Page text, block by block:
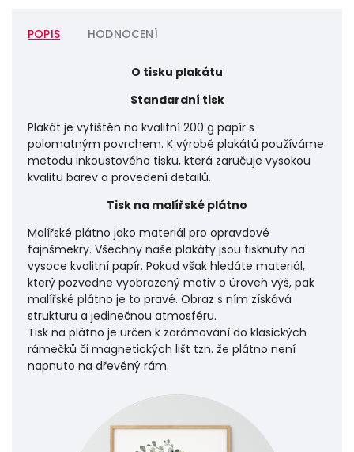
POPIS HODNOCENÍ
O tisku plakátu
Standardní tisk
Plakát je vytištěn na kvalitní 200 g papír s
polomatným povrchem. K výrobě plakátů používáme
metodu inkoustového tisku, která zaručuje vysokou
kvalitu barev a provedení detailů.
Tisk na malířské plátno
Malířské plátno jako materiál pro opravdové
fajnšmekry. Všechny naše plakáty jsou tisknuty na
vysoce kvalitní papír. Pokud však hledáte materiál,
který pozvedne vyobrazený motiv o úroveň výš, pak
malířské plátno je to pravé. Obraz s ním získává
strukturu a jedinečnou atmosféru.
Tisk na plátno je určen k zarámování do klasických
rámečků či magnetických lišt tzn. že plátno není
napnuto na dřevěný rám.